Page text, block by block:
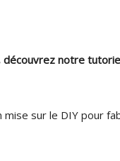
découvrez notre
mise sur le DIY pour